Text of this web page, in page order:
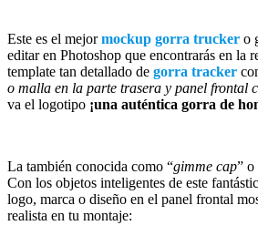
Este es el mejormockup gorra trucker o
editar en Photoshop que encontrarás en la
template tan detallado de gorra tracker
o malla en la parte trasera y panel frontal
va el logotipo ¡una auténtica gorra de
La también conocida como “gimme cap” o
Con los objetos inteligentes de este
logo, marca o diseño en el panel frontal
realista en tu montaje: